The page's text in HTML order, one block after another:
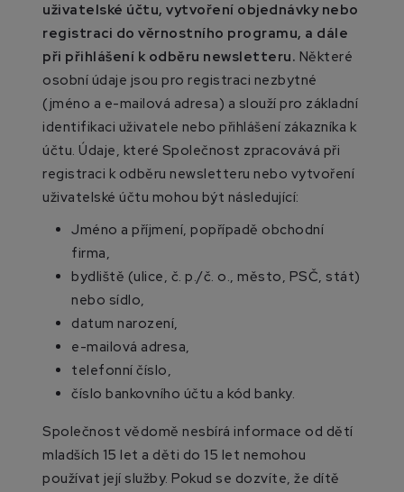
uživatelské účtu, vytvoření objednávky nebo
registraci do věrnostního programu, a dále
při přihlášení k odběru newsletteru. Některé
osobní údaje jsou pro registraci nezbytné
(jméno a e-mailová adresa) a slouží pro základní
identifikaci uživatele nebo přihlášení zákazníka k
účtu. Údaje, které Společnost zpracovává při
registraci k odběru newsletteru nebo vytvoření
uživatelské účtu mohou být následující:
Jméno a příjmení, popřípadě obchodní
firma,
bydliště (ulice, č. p./č. o., město, PSČ, stát)
nebo sídlo,
datum narození,
e-mailová adresa,
telefonní číslo,
číslo bankovního účtu a kód banky.
Společnost vědomě nesbírá informace od dětí
mladších 15 let a děti do 15 let nemohou
používat její služby. Pokud se dozvíte, že dítě